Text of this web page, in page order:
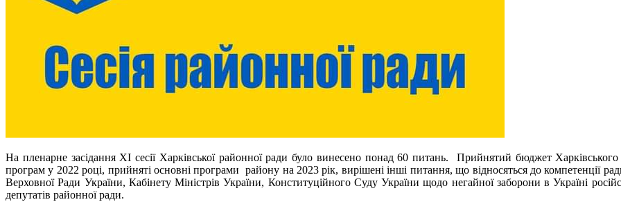
На пленарне засідання ХІ сесії Харківської районної ради було винесено понад 60 питань. Прийнятий бюджет
програм у 2022 році, прийняті основні програми району на 2023 рік, вирішені інші питання, що відносяться до компетенції
Верховної Ради України, Кабінету Міністрів України, Конституційного Суду України щодо негайної заборони в Україні
депутатів районної ради.